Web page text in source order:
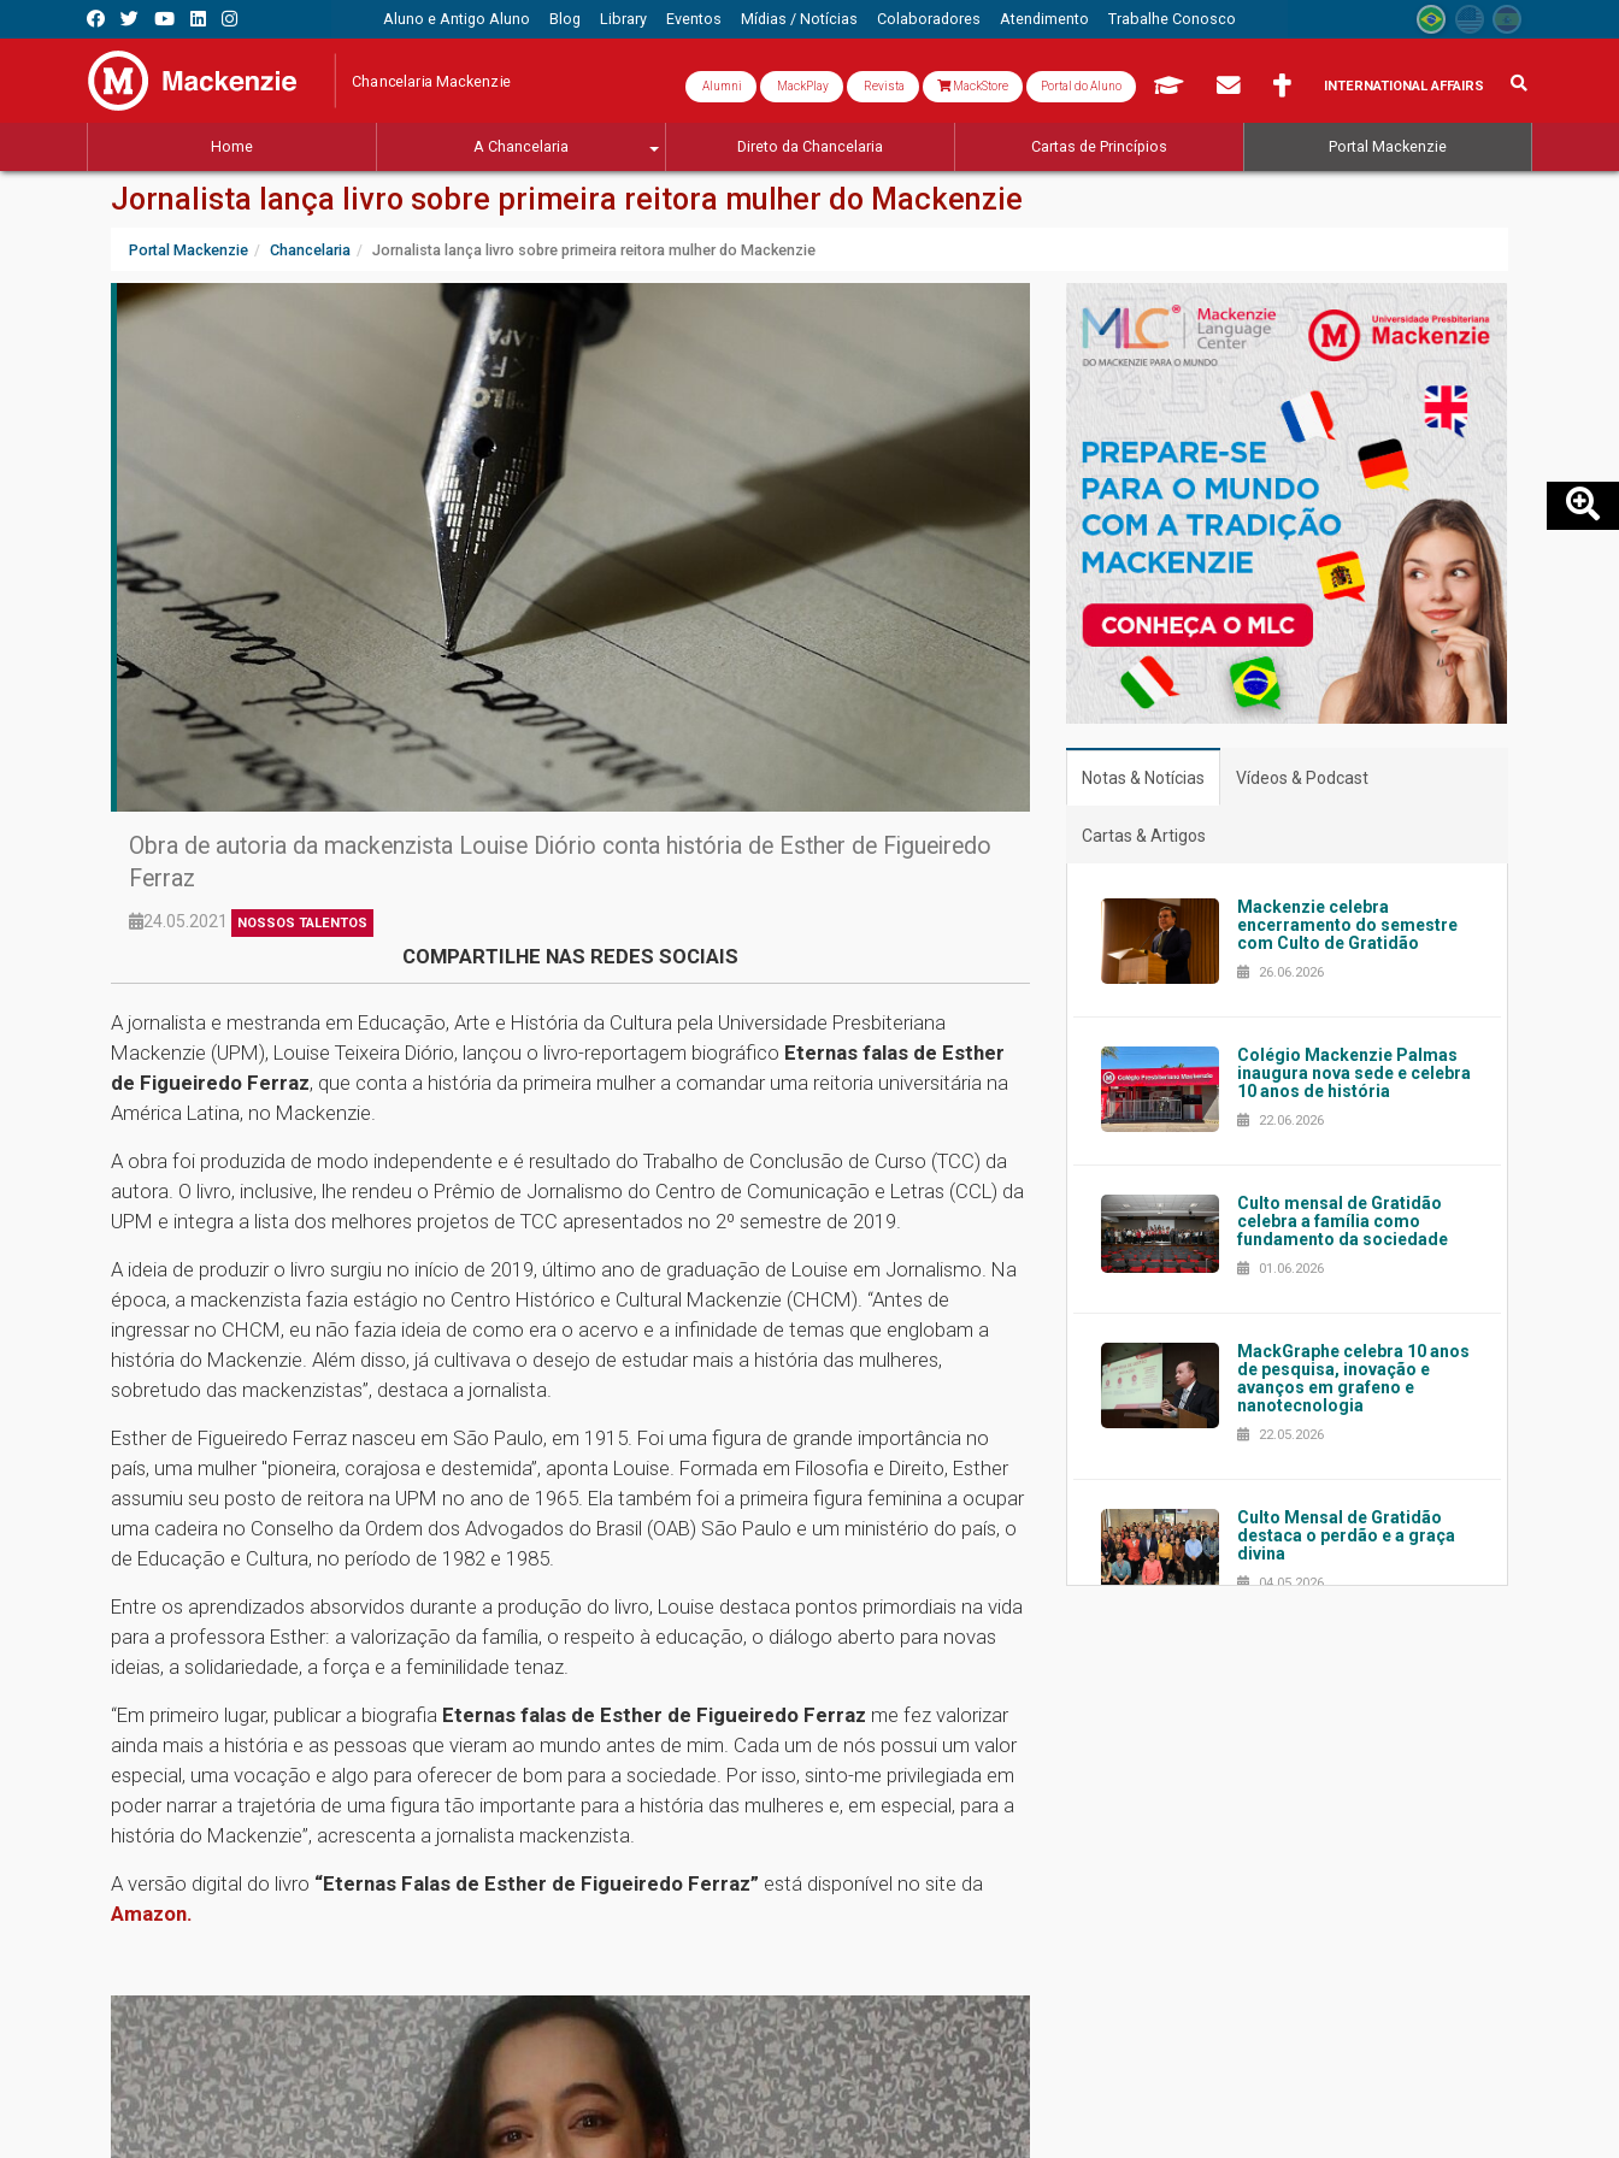
Aluno e Antigo Aluno Blog Library Eventos Mídias / Notícias Colaboradores Atendimento Trabalhe Conosco
Chancelaria Mackenzie Alumni MackPlay Revista MackStore Portal do Aluno INTERNATIONAL AFFAIRS
Home A Chancelaria Direto da Chancelaria Cartas de Princípios Portal Mackenzie
Jornalista lança livro sobre primeira reitora mulher do Mackenzie
Portal Mackenzie Chancelaria Jornalista lança livro sobre primeira reitora mulher do Mackenzie
Obra de autoria da mackenzista Louise Diório conta história de Esther de Figueiredo
Ferraz
24.05.2021 NOSSOS TALENTOS
COMPARTILHE NAS REDES SOCIAIS
A jornalista e mestranda em Educação, Arte e História da Cultura pela Universidade Presbiteriana
Mackenzie (UPM), Louise Teixeira Diório, lançou o livro-reportagem biográfico Eternas falas de Esther
de Figueiredo Ferraz, que conta a história da primeira mulher a comandar uma reitoria universitária na
América Latina, no Mackenzie.
A obra foi produzida de modo independente e é resultado do Trabalho de Conclusão de Curso (TCC) da
autora. O livro, inclusive, lhe rendeu o Prêmio de Jornalismo do Centro de Comunicação e Letras (CCL) da
UPM e integra a lista dos melhores projetos de TCC apresentados no 2º semestre de 2019.
A ideia de produzir o livro surgiu no início de 2019, último ano de graduação de Louise em Jornalismo. Na
época, a mackenzista fazia estágio no Centro Histórico e Cultural Mackenzie (CHCM). “Antes de
ingressar no CHCM, eu não fazia ideia de como era o acervo e a infinidade de temas que englobam a
história do Mackenzie. Além disso, já cultivava o desejo de estudar mais a história das mulheres,
sobretudo das mackenzistas”, destaca a jornalista.
Esther de Figueiredo Ferraz nasceu em São Paulo, em 1915. Foi uma figura de grande importância no
país, uma mulher "pioneira, corajosa e destemida”, aponta Louise. Formada em Filosofia e Direito, Esther
assumiu seu posto de reitora na UPM no ano de 1965. Ela também foi a primeira figura feminina a ocupar
uma cadeira no Conselho da Ordem dos Advogados do Brasil (OAB) São Paulo e um ministério do país, o
de Educação e Cultura, no período de 1982 e 1985.
Entre os aprendizados absorvidos durante a produção do livro, Louise destaca pontos primordiais na vida
para a professora Esther: a valorização da família, o respeito à educação, o diálogo aberto para novas
ideias, a solidariedade, a força e a feminilidade tenaz.
“Em primeiro lugar, publicar a biografia Eternas falas de Esther de Figueiredo Ferraz me fez valorizar
ainda mais a história e as pessoas que vieram ao mundo antes de mim. Cada um de nós possui um valor
especial, uma vocação e algo para oferecer de bom para a sociedade. Por isso, sinto-me privilegiada em
poder narrar a trajetória de uma figura tão importante para a história das mulheres e, em especial, para a
história do Mackenzie”, acrescenta a jornalista mackenzista.
A versão digital do livro “Eternas Falas de Esther de Figueiredo Ferraz” está disponível no site da
Amazon.
Notas & Notícias Vídeos & Podcast
Cartas & Artigos
Mackenzie celebra
encerramento do semestre
com Culto de Gratidão
26.06.2026
Colégio Mackenzie Palmas
inaugura nova sede e celebra
10 anos de história
22.06.2026
Culto mensal de Gratidão
celebra a família como
fundamento da sociedade
01.06.2026
MackGraphe celebra 10 anos
de pesquisa, inovação e
avanços em grafeno e
nanotecnologia
22.05.2026
Culto Mensal de Gratidão
destaca o perdão e a graça
divina
04.05.2026